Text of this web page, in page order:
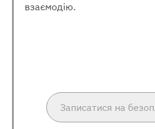
взаємодію.
Записатися на